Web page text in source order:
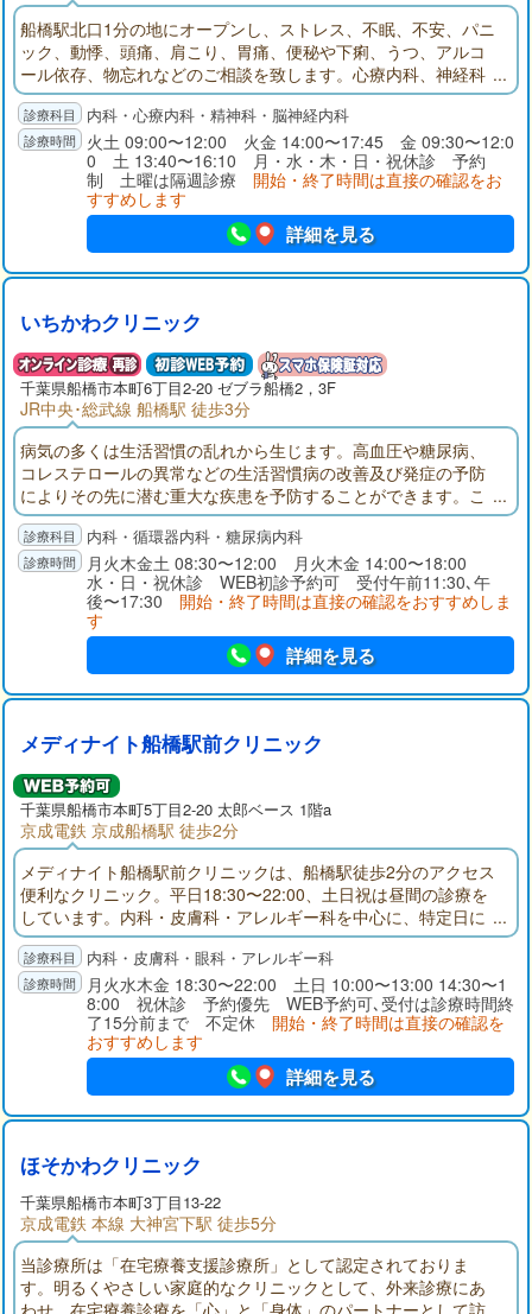
船橋駅北口1分の地にオープンし、ストレス、不眠、不安、パニ
ック、動悸、頭痛、肩こり、胃痛、便秘や下痢、うつ、アルコ
ール依存、物忘れなどのご相談を致します。心療内科、神経科
精神科、神経内科、内科を診療科目とするいけだハートクリニ
ック船橋駅前診療所のサイトです。診療所の写真、地図、診療
案内、診療時間、院長略歴、リンク、お知らせ、などがご覧に
なれます。
内科・心療内科・精神科・脳神経内科
火土 09:00〜12:00 火金 14:00〜17:45 金 09:30〜12:0
0 土 13:40〜16:10 月・水・木・日・祝休診 予約
制 土曜は隔週診療 開始・終了時間は直接の確認をお
すすめします
詳細を見る
いちかわクリニック
千葉県船橋市本町6丁目2-20 ゼブラ船橋2，3F
JR中央･総武線 船橋駅 徒歩3分
病気の多くは生活習慣の乱れから生じます。高血圧や糖尿病、
コレステロールの異常などの生活習慣病の改善及び発症の予防
によりその先に潜む重大な疾患を予防することができます。こ
のような思いから、私は地域住民の皆様の健康をより早い段階
から守るため、生活習慣病を中心としたプライマリケアの実践
を主に置いた診療を行い、微力ながらも地域医療に貢献をして
いきたいと考えております。宜しくお願いいたします。
内科・循環器内科・糖尿病内科
月火木金土 08:30〜12:00 月火木金 14:00〜18:00
水・日・祝休診 WEB初診予約可 受付午前11:30､午
後〜17:30 開始・終了時間は直接の確認をおすすめしま
す
詳細を見る
メディナイト船橋駅前クリニック
千葉県船橋市本町5丁目2-20 太郎ベース 1階a
京成電鉄 京成船橋駅 徒歩2分
メディナイト船橋駅前クリニックは、船橋駅徒歩2分のアクセス
便利なクリニック。平日18:30〜22:00、土日祝は昼間の診療を
しています。内科・皮膚科・アレルギー科を中心に、特定日に
は眼科診療にも対応。さらにピル・性感染症・AGA・ED・禁煙
外来など幅広い自費診療もご用意。お仕事帰りや休日の急な体
調不良にも安心してご受診いただけます。
内科・皮膚科・眼科・アレルギー科
月火水木金 18:30〜22:00 土日 10:00〜13:00 14:30〜1
8:00 祝休診 予約優先 WEB予約可､受付は診療時間終
了15分前まで 不定休 開始・終了時間は直接の確認を
おすすめします
詳細を見る
ほそかわクリニック
千葉県船橋市本町3丁目13-22
京成電鉄 本線 大神宮下駅 徒歩5分
当診療所は「在宅療養支援診療所」として認定されておりま
す。明るくやさしい家庭的なクリニックとして、外来診療にあ
わせ、在宅療養診療を「心」と「身体」のパートナーとして訪